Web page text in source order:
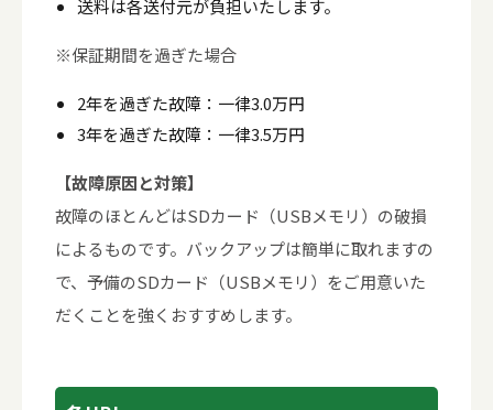
送料は各送付元が負担いたします。
※保証期間を過ぎた場合
2年を過ぎた故障：一律3.0万円
3年を過ぎた故障：一律3.5万円
【故障原因と対策】
故障のほとんどはSDカード（USBメモリ）の破損
によるものです。バックアップは簡単に取れますの
で、予備のSDカード（USBメモリ）をご用意いた
だくことを強くおすすめします。